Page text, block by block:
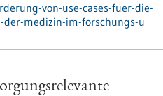
von-use-cases-fuer-die-
medizin-im-forschungs-u